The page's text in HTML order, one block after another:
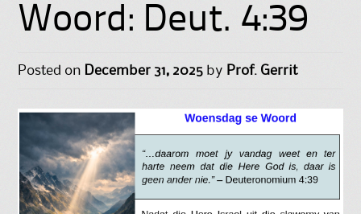
Woord: Deut. 4:39
Posted on December 31, 2025 by Prof. Gerrit